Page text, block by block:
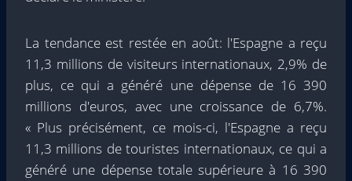
La tendance est restée en août: l'Espagne a reçu
11,3 millions de visiteurs internationaux, 2,9% de
plus, ce qui a généré une dépense de 16 390
millions d'euros, avec une croissance de 6,7%.
« Plus précisément, ce mois-ci, l'Espagne a reçu
11,3 millions de touristes internationaux, ce qui a
généré une dépense totale supérieure à 16 390